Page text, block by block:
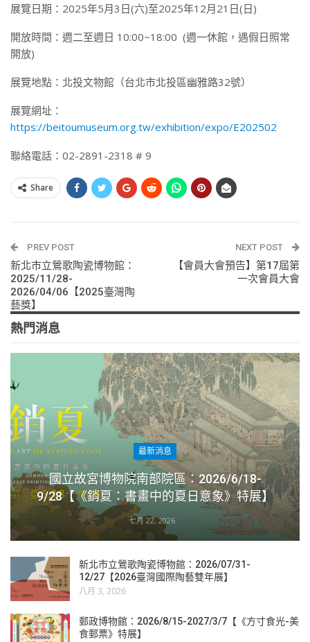
展覽日期：2025年5月3日(六)至2025年12月21日(日)
開放時間：週二至週日 10:00~18:00 (週一休館，遇假日照常
開放)
展覽地點：北投文物館（台北市北投區幽雅路32號）
展覽網址：
https://beitoumuseum.org.tw/exhibition/expo/E202502
聯絡電話：02-2891-2318 # 9
Share
PREV POST
新北市立鶯歌陶瓷博物館：
2025/11/28-
2026/04/06【2025臺灣陶
藝獎】
NEXT POST
【會員大會預告】第17屆第
一次會員大會
熱門消息
最新消息
國立故宮博物院南部院區：2026/6/18-
9/28【《銷夏：書畫中的夏日意象》特展】
七月 22, 2026
新北市立鶯歌陶瓷博物館：2026/07/31-
12/27【2026臺灣國際陶藝雙年展】
八月 3, 2026
郵政博物館：2026/8/15-2027/3/7【《方寸食光-美
食郵票》特展】